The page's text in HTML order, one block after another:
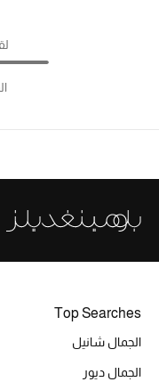
Top Searches
الجمال شانيل
الجمال ديور